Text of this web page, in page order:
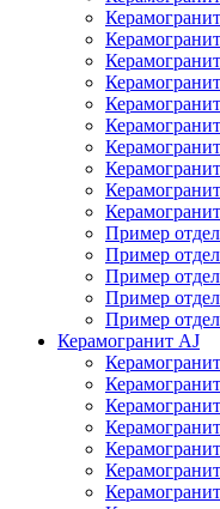
Пример
Пример
Пример
Пример
Пример
Керамогранит AJ